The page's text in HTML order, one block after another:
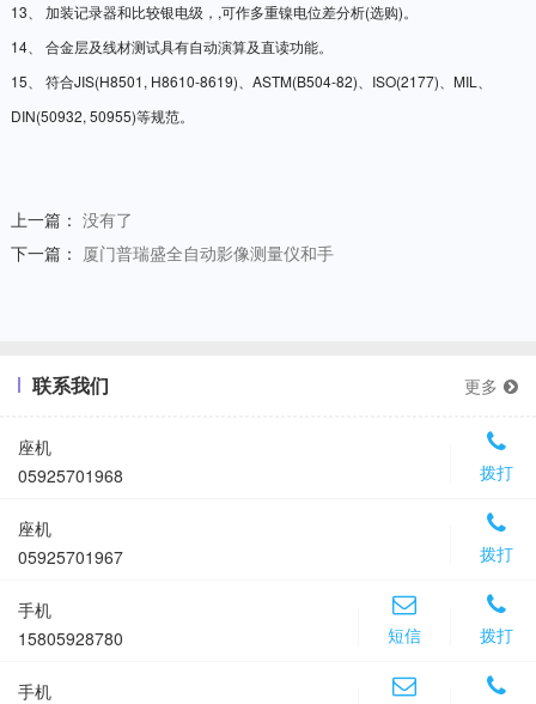
13、 加装记录器和比较银电级， ,可作多重镍电位差分析(选购)。
14、 合金层及线材测试具有自动演算及直读功能。
15、 符合JIS(H8501, H8610-8619) ASTM(B504-82) ISO(2177) MIL
DIN(50932, 50955)等规范。
上一篇： 没有了
下一篇： 厦门普瑞盛全自动影像测量仪和手
联系我们 更多
拨打
座机
05925701968
拨打
座机
05925701967
拨打
短信
手机
15805928780
手机